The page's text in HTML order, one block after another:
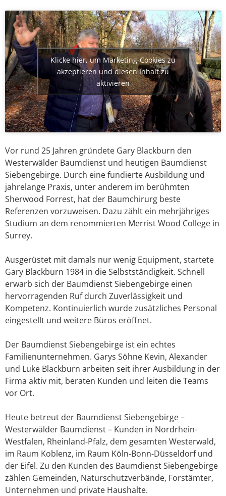
Klicke hier, um Marketing-Cookies zu
akzeptieren und diesen Inhalt zu
aktivieren
Vor rund 25 Jahren gründete Gary Blackburn den
Westerwälder Baumdienst und heutigen Baumdienst
Siebengebirge. Durch eine fundierte Ausbildung und
jahrelange Praxis, unter anderem im berühmten
Sherwood Forrest, hat der Baumchirurg beste
Referenzen vorzuweisen. Dazu zählt ein mehrjähriges
Studium an dem renommierten Merrist Wood College in
Surrey.
Ausgerüstet mit damals nur wenig Equipment, startete
Gary Blackburn 1984 in die Selbstständigkeit. Schnell
erwarb sich der Baumdienst Siebengebirge einen
hervorragenden Ruf durch Zuverlässigkeit und
Kompetenz. Kontinuierlich wurde zusätzliches Personal
eingestellt und weitere Büros eröffnet.
Der Baumdienst Siebengebirge ist ein echtes
Familienunternehmen. Garys Söhne Kevin, Alexander
und Luke Blackburn arbeiten seit ihrer Ausbildung in der
Firma aktiv mit, beraten Kunden und leiten die Teams
vor Ort.
Heute betreut der Baumdienst Siebengebirge –
Westerwälder Baumdienst – Kunden in Nordrhein-
Westfalen, Rheinland-Pfalz, dem gesamten Westerwald,
im Raum Koblenz, im Raum Köln-Bonn-Düsseldorf und
der Eifel. Zu den Kunden des Baumdienst Siebengebirge
zählen Gemeinden, Naturschutzverbände, Forstämter,
Unternehmen und private Haushalte.